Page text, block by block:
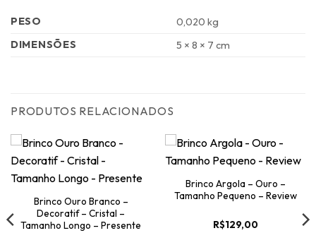
PESO
0,020 kg
DIMENSÕES
5 × 8 × 7 cm
PRODUTOS RELACIONADOS
Brinco Ouro Branco –
Decoratif – Cristal –
Tamanho Longo – Presente
Brinco Argola – Ouro –
Tamanho Pequeno – Review
R$129,00